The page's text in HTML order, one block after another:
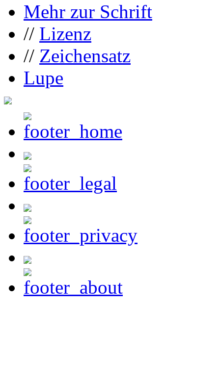
Mehr zur Schrift
// Lizenz
// Zeichensatz
Lupe